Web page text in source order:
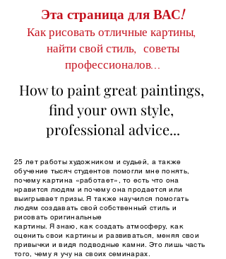
Эта страница для ВАС!
Как рисовать отличные картины,
найти свой стиль, советы
профессионалов...
How to paint great paintings,
find your own style,
professional advice...
25 лет работы художником и судьей, а также
обучение тысяч студентов помогли мне понять,
почему картина «работает», то есть что она
нравится людям и почему она продается или
выигрывает призы. Я также научился помогать
людям создавать свой собственный стиль и
рисовать оригинальные
картины. Я знаю, как создать атмосферу, как
оценить свои картины и развиваться, меняя свои
привычки и видя подводные камни. Это лишь часть
того, чему я учу на своих семинарах.